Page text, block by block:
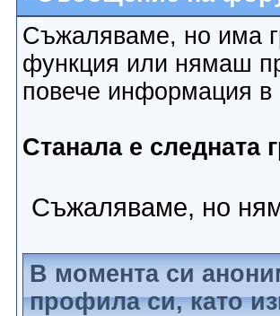
Съжаляваме, но има
функция или нямаш
повече информация
Станала е следната
Съжаляваме, но
В момента си
профила си, като